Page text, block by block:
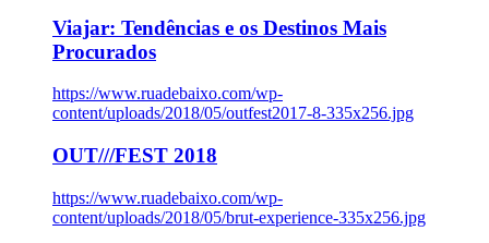
Viajar: Tendências e os Destinos Mais
Procurados
https://www.ruadebaixo.com/wp-
content/uploads/2018/05/outfest2017-8-335x256.jpg
OUT///FEST 2018
https://www.ruadebaixo.com/wp-
content/uploads/2018/05/brut-experience-335x256.jpg